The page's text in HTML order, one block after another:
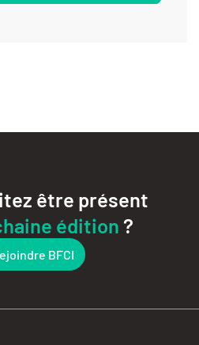
être présent
édition?
BFCI